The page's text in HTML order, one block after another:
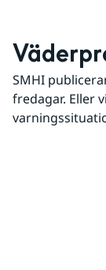
SMHI
fredagar. Eller